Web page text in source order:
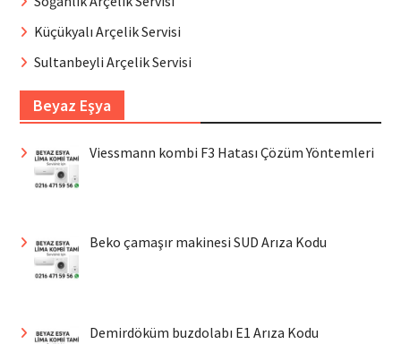
Küçükyalı Arçelik Servisi
Sultanbeyli Arçelik Servisi
Beyaz Eşya
Viessmann kombi F3 Hatası Çözüm Yöntemleri
Beko çamaşır makinesi SUD Arıza Kodu
Demirdöküm buzdolabı E1 Arıza Kodu